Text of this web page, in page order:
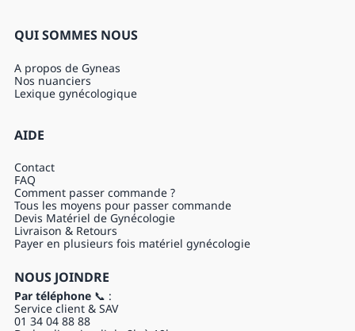
QUI SOMMES NOUS
A propos de Gyneas
Nos nuanciers
Lexique gynécologique
AIDE
Contact
FAQ
Comment passer commande ?
Tous les moyens pour passer commande
Devis Matériel de Gynécologie
Livraison & Retours
Payer en plusieurs fois matériel gynécologie
NOUS JOINDRE
Par téléphone📞 :
Service client & SAV
01 34 04 88 88